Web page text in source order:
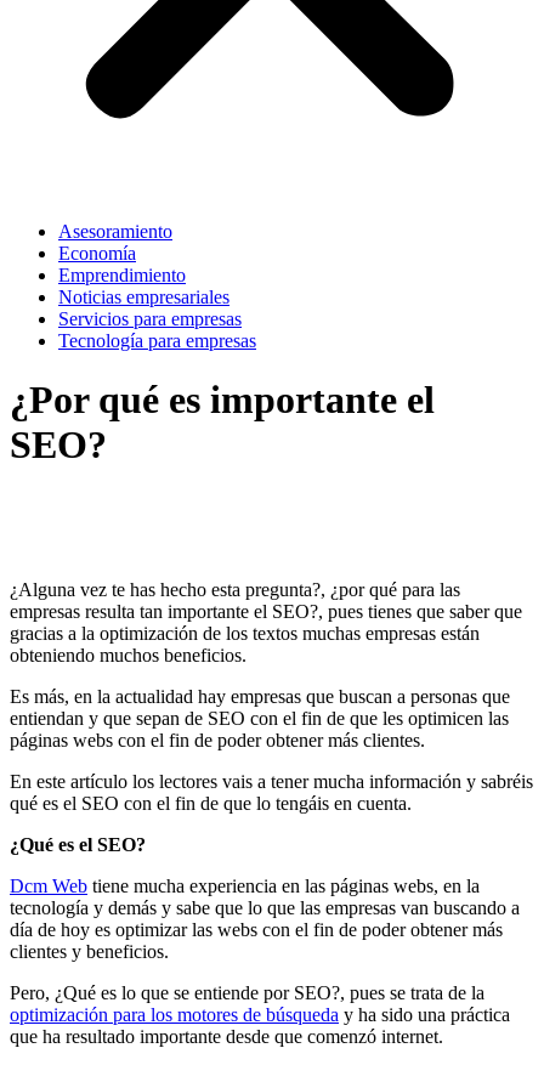
Asesoramiento
Economía
Emprendimiento
Noticias empresariales
Servicios para empresas
Tecnología para empresas
¿Por qué es importante el
SEO?
¿Alguna vez te has hecho esta pregunta?, ¿por qué para las
empresas resulta tan importante el SEO?, pues tienes que saber que
gracias a la optimización de los textos muchas empresas están
obteniendo muchos beneficios.
Es más, en la actualidad hay empresas que buscan a personas que
entiendan y que sepan de SEO con el fin de que les optimicen las
páginas webs con el fin de poder obtener más clientes.
En este artículo los lectores vais a tener mucha información y sabréis
qué es el SEO con el fin de que lo tengáis en cuenta.
¿Qué es el SEO?
Dcm Web tiene mucha experiencia en las páginas webs, en la
tecnología y demás y sabe que lo que las empresas van buscando a
día de hoy es optimizar las webs con el fin de poder obtener más
clientes y beneficios.
Pero, ¿Qué es lo que se entiende por SEO?, pues se trata de la
optimización para los motores de búsqueda y ha sido una práctica
que ha resultado importante desde que comenzó internet.